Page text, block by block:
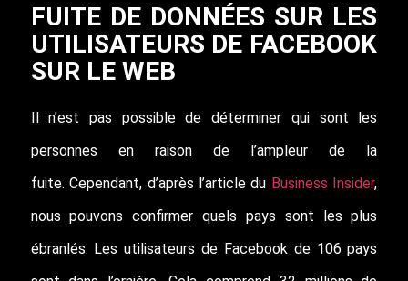
FUITE DE DONNÉES SUR LES
UTILISATEURS DE FACEBOOK
SUR LE WEB
Il n’est pas possible de déterminer qui sont les
personnes en raison de l’ampleur de la
fuite. Cependant, d’après l’article du Business Insider,
nous pouvons confirmer quels pays sont les plus
ébranlés. Les utilisateurs de Facebook de 106 pays